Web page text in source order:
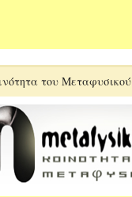
του Μεταφυσικού